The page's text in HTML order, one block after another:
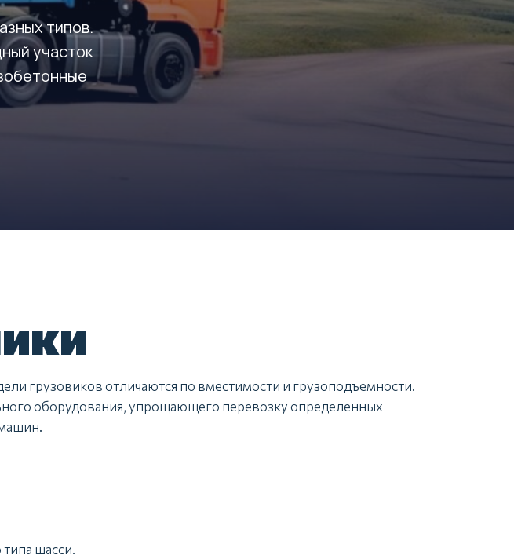
типов.
участок
грузовиков отличаются по вместимости и грузоподъемности.
оборудования, упрощающего перевозку определенных
шасси.